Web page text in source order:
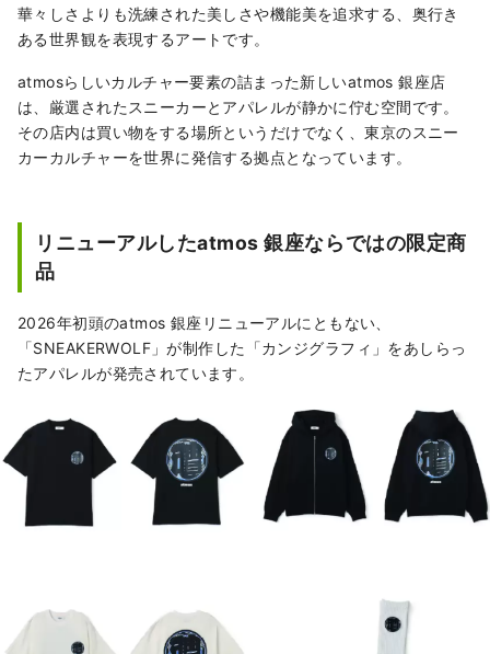
華々しさよりも洗練された美しさや機能美を追求する、奥行き
ある世界観を表現するアートです。
atmosらしいカルチャー要素の詰まった新しいatmos 銀座店
は、厳選されたスニーカーとアパレルが静かに佇む空間です。
その店内は買い物をする場所というだけでなく、東京のスニー
カーカルチャーを世界に発信する拠点となっています。
リニューアルしたatmos 銀座ならではの限定商
品
2026年初頭のatmos 銀座リニューアルにともない、
「SNEAKERWOLF」が制作した「カンジグラフィ」をあしらっ
たアパレルが発売されています。